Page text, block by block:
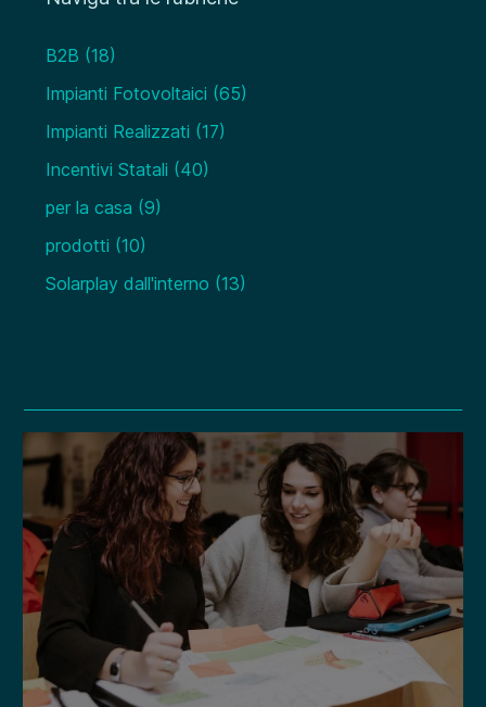
B2B (18)
Impianti Fotovoltaici (65)
Impianti Realizzati (17)
Incentivi Statali (40)
per la casa (9)
prodotti (10)
Solarplay dall'interno (13)